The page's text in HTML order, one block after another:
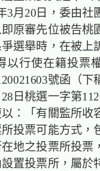
3月20日，委由社
原審先位被告桃
選舉時，在被上
以行使在籍投票
號函（下
日桃選一字第
以：「有關監所收
投票可能方式，
地之投票所投票
置投票所，屬於